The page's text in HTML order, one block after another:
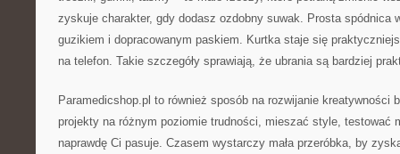
zyskuje charakter, gdy dodasz ozdobny suwak. Prosta spódnica
guzikiem i dopracowanym paskiem. Kurtka staje się
na telefon. Takie szczegóły sprawiają, że ubrania są bardziej
Paramedicshop.pl to również sposób na rozwijanie kreatywności
projekty na różnym poziomie trudności, mieszać style, testować
naprawdę Ci pasuje. Czasem wystarczy mała przeróbka, by